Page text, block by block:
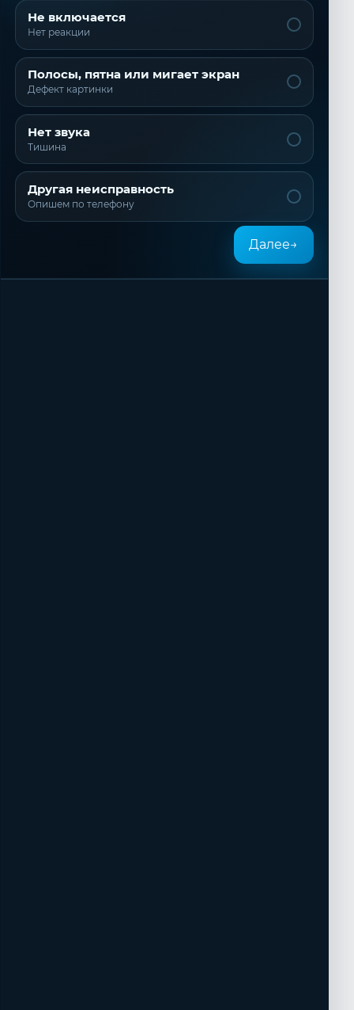
Не включается
Нет реакции
Полосы, пятна или мигает экран
Дефект картинки
Нет звука
Тишина
Другая неисправность
Опишем по телефону
Далее→